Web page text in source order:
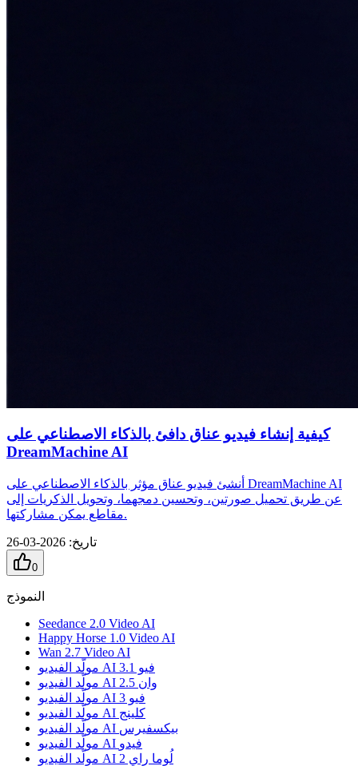
كيفية إنشاء فيديو عناق دافئ بالذكاء الاصطناعي على
DreamMachine AI
أنشئ فيديو عناق مؤثر بالذكاء الاصطناعي على DreamMachine AI
عن طريق تحميل صورتين، وتحسين دمجهما، وتحويل الذكريات إلى
مقاطع يمكن مشاركتها.
تاريخ:
2026-03-26
0
النموذج
Seedance 2.0 Video AI
Happy Horse 1.0 Video AI
Wan 2.7 Video AI
مولّد الفيديو AI فيو 3.1
مولّد الفيديو AI وان 2.5
مولّد الفيديو AI فيو 3
مولّد الفيديو AI كلينج
مولّد الفيديو AI بيكسفيرس
مولّد الفيديو AI فيدو
مولّد الفيديو AI لُوما راي 2